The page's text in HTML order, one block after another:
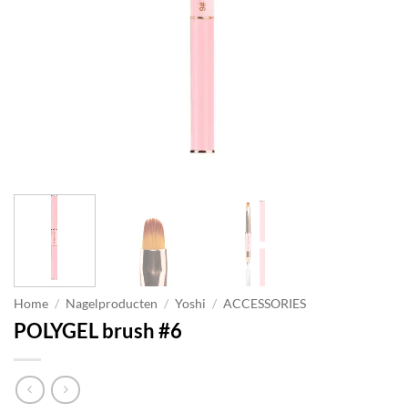
Home / Nagelproducten / Yoshi / ACCESSORIES
POLYGEL brush #6